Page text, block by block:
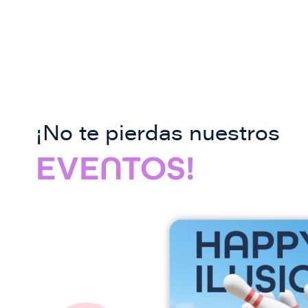
¡No te pierdas nuestros
EVENTOS!
I
g